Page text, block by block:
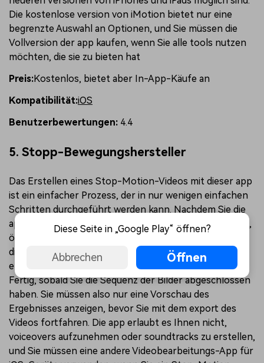
Die kostenlose version von iMotion bietet nur eine
begrenzte Auswahl an Optionen, und Sie müssen die
Vollversion der app kaufen, wenn Sie alle tools nutzen
möchten, die sie zu bieten hat
Preis:Kostenlos, bietet aber In-App-Käufe an
Kompatibilität:iOS
Benutzerbewertungen: 4.4
5. Stopp-Bewegungshersteller
Das Erstellen eines Stop-Motion-Videos mit dieser app
ist ein einfacher Prozess, der in nur wenigen einfachen
Schritten durchgeführt werden kann. Nachdem Sie die
app gestartet und auf die Schaltfläche Erstellen tippen,
öffnet sich die Kamera des Geräts und Sie müssen nur
die Kamera-Taste drücken, wenn Sie ein neues Bild
erstellen möchten. Tippen Sie auf die Schaltfläche
Fertig, sobald Sie die Sequenz der Bilder abgeschlossen
haben. Sie müssen also nur eine Vorschau des
Ergebnisses anzeigen, bevor Sie mit dem export des
Videos fortfahren. Die app erlaubt es Ihnen nicht,
voiceovers aufzunehmen oder soundtracks zu erstellen,
und Sie müssen eine andere Videobearbeitungs-App für
Diese Seite in „Google Play“ öffnen?
Abbrechen Öffnen